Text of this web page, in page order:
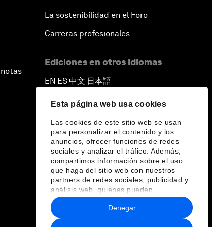
Esta página web usa cookies
Las cookies de este sitio web se usan
para personalizar el contenido y los
anuncios, ofrecer funciones de redes
sociales y analizar el tráfico. Además,
compartimos información sobre el uso
que haga del sitio web con nuestros
partners de redes sociales, publicidad y
análisis web, quienes pueden
combinarla con otra información que les
haya proporcionado o que hayan
recopilado a partir del uso que haya
Denegar
La sostenibilidad en el Foro
Carreras profesionales
Ediciones en otros idiomas
EN ▪ ES▪中文▪ 日本語